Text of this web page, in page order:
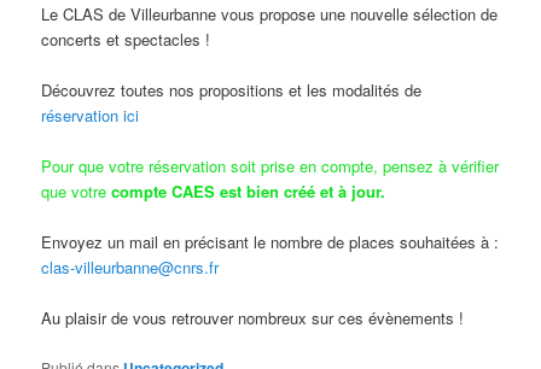
Le CLAS de Villeurbanne vous propose une nouvelle sélection de
concerts et spectacles !
Découvrez toutes nos propositions et les modalités de
réservation ici
Pour que votre réservation soit prise en compte, pensez à vérifier
que votrecompte CAES est bien créé et à jour.
Envoyez un mail en précisant le nombre de places souhaitées à :
clas-villeurbanne@cnrs.fr
Au plaisir de vous retrouver nombreux sur ces évènements !